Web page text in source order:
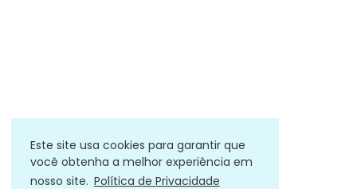
Este site usa cookies para garantir que
você obtenha a melhor experiência em
nosso site. Política de Privacidade